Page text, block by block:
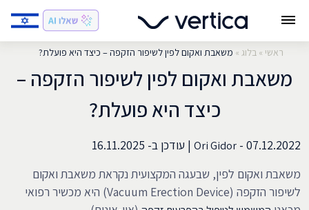
ראשי »בלוג » משאבת ואקום לפין לשיפור הזקפה – כיצד היא פועלת?
משאבת ואקום לפין לשיפור הזקפה –
כיצד היא פועלת?
07.12.2022 -
Ori Gidor
| עודכן ב- 16.11.2025
משאבת ואקום לפין, שבעגה המקצועית נקראת משאבת ואקום
לשיפור הזקפה (Vacuum Erection Device) היא מכשיר רפואי